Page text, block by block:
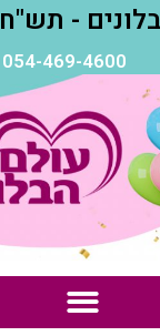
- תש"ח 5 סיטי
054-469-4600